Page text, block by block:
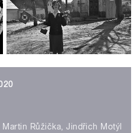
Růžička, Jindřich Motýl